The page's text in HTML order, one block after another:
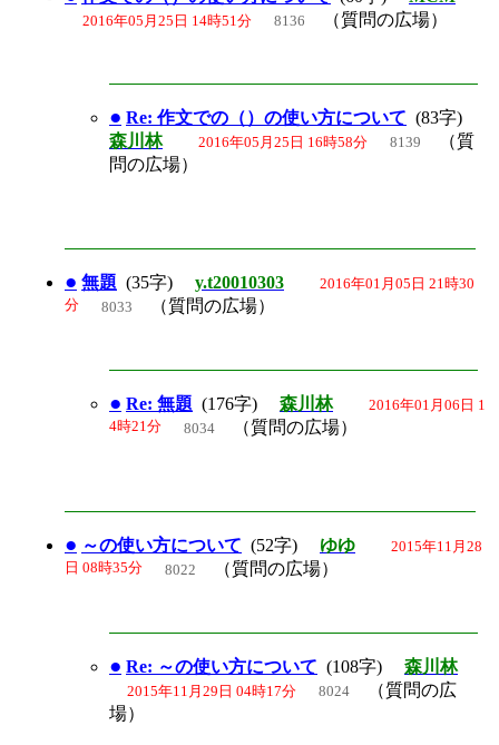
2016年05月25日 14時51分 8136 （質問の広場）
● Re: 作文での（）の使い方について (83字)
森川林
2016年05月25日 16時58分 8139
（質
問の広場）
● 無題 (35字) y.t20010303 2016年01月05日 21時30
分 8033 （質問の広場）
● Re: 無題 (176字) 森川林 2016年01月06日 1
4時21分 8034 （質問の広場）
● ～の使い方について (52字) ゆゆ 2015年11月28
日 08時35分 8022 （質問の広場）
● Re: ～の使い方について (108字) 森川林
2015年11月29日 04時17分 8024 （質問の広
場）